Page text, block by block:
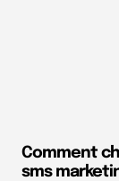
Comment
sms